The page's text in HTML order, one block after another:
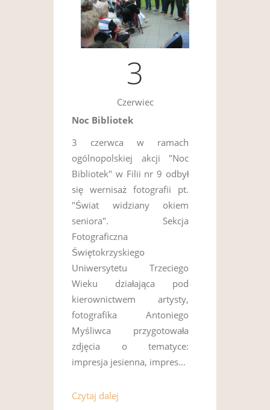
3
Czerwiec
Noc Bibliotek
3 czerwca w ramach
ogólnopolskiej akcji "Noc
Bibliotek" w Filii nr 9 odbył
się wernisaż fotografii pt.
"Świat widziany okiem
seniora". Sekcja
Fotograficzna
Świętokrzyskiego
Uniwersytetu Trzeciego
Wieku działająca pod
kierownictwem artysty,
fotografika Antoniego
Myśliwca przygotowała
zdjęcia o tematyce:
impresja jesienna, impres…
Czytaj dalej